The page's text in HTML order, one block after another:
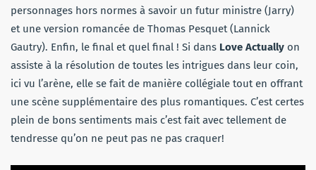
personnages hors normes à savoir un futur ministre (Jarry)
et une version romancée de Thomas Pesquet (Lannick
Gautry). Enfin, le final et quel final ! Si dans Love Actually on
assiste à la résolution de toutes les intrigues dans leur coin,
ici vu l’arène, elle se fait de manière collégiale tout en offrant
une scène supplémentaire des plus romantiques. C’est certes
plein de bons sentiments mais c’est fait avec tellement de
tendresse qu’on ne peut pas ne pas craquer!